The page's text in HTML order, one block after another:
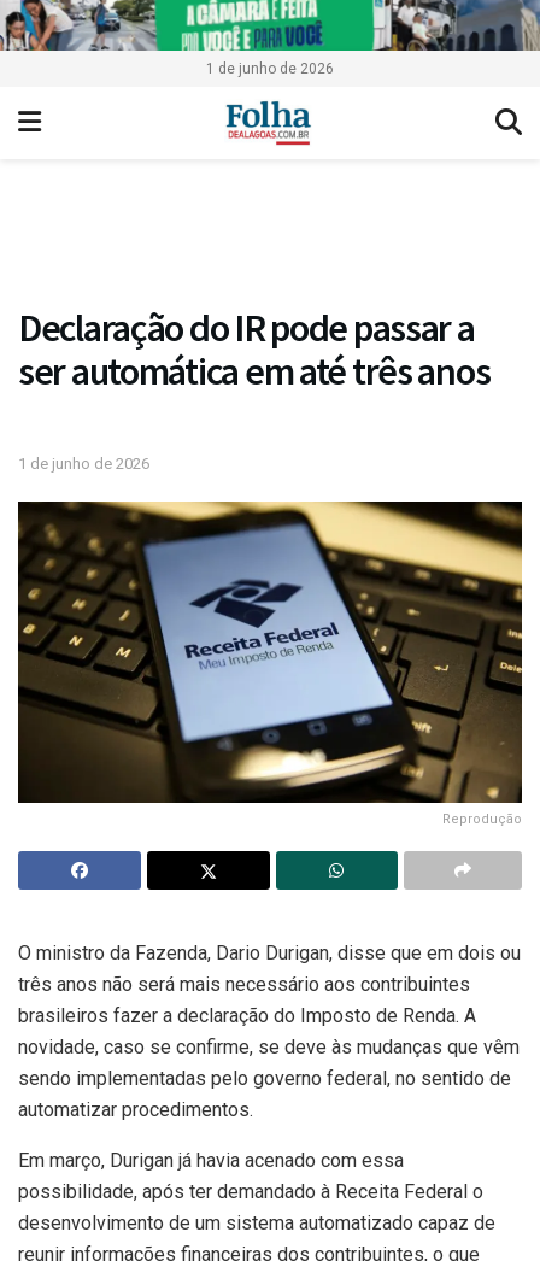
1 de junho de 2026
Declaração do IR pode passar a
ser automática em até três anos
1 de junho de 2026
Reprodução
O ministro da Fazenda, Dario Durigan, disse que em dois ou
três anos não será mais necessário aos contribuintes
brasileiros fazer a declaração do Imposto de Renda. A
novidade, caso se confirme, se deve às mudanças que vêm
sendo implementadas pelo governo federal, no sentido de
automatizar procedimentos.
Em março, Durigan já havia acenado com essa
possibilidade, após ter demandado à Receita Federal o
desenvolvimento de um sistema automatizado capaz de
reunir informações financeiras dos contribuintes, o que